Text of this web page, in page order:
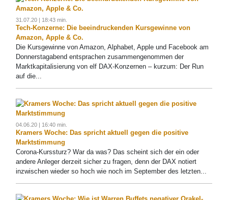
31.07.20 | 18:43 min.
Tech-Konzerne: Die beeindruckenden Kursgewinne von
Amazon, Apple & Co.
Die Kursgewinne von Amazon, Alphabet, Apple und Facebook am
Donnerstagabend entsprachen zusammengenommen der
Marktkapitalisierung von elf DAX-Konzernen – kurzum: Der Run
auf die...
04.06.20 | 16:40 min.
Kramers Woche: Das spricht aktuell gegen die positive
Marktstimmung
Corona-Kurssturz? War da was? Das scheint sich der ein oder
andere Anleger derzeit sicher zu fragen, denn der DAX notiert
inzwischen wieder so hoch wie noch im September des letzten...